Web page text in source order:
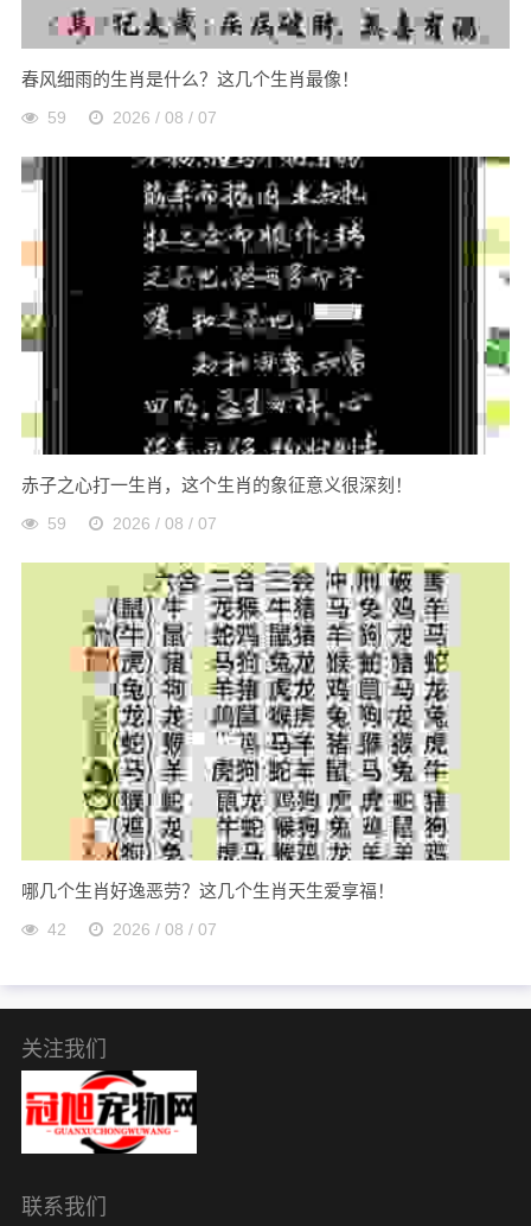
春风细雨的生肖是什么？这几个生肖最像！
59 2026 / 08 / 07
赤子之心打一生肖，这个生肖的象征意义很深刻！
59 2026 / 08 / 07
哪几个生肖好逸恶劳？这几个生肖天生爱享福！
42 2026 / 08 / 07
关注我们
联系我们